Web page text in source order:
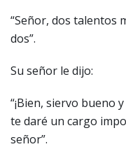
“Señor, dos talentos
dos”.
Su señor le dijo:
“¡Bien, siervo bueno
te daré un cargo
señor”.